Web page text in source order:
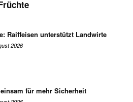
Raiffeisen unterstützt Landwirte
2026
für mehr Sicherheit